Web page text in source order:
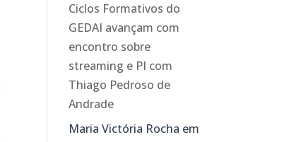
Ciclos Formativos do
GEDAI avançam com
encontro sobre
streaming e PI com
Thiago Pedroso de
Andrade
Maria Victória Rocha em